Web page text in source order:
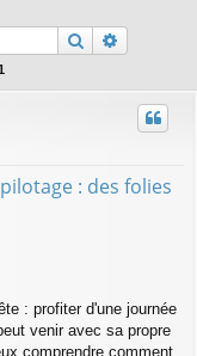
h
Rechercher
: des folies
: profiter d'une journée
venir avec sa propre
comprendre comment